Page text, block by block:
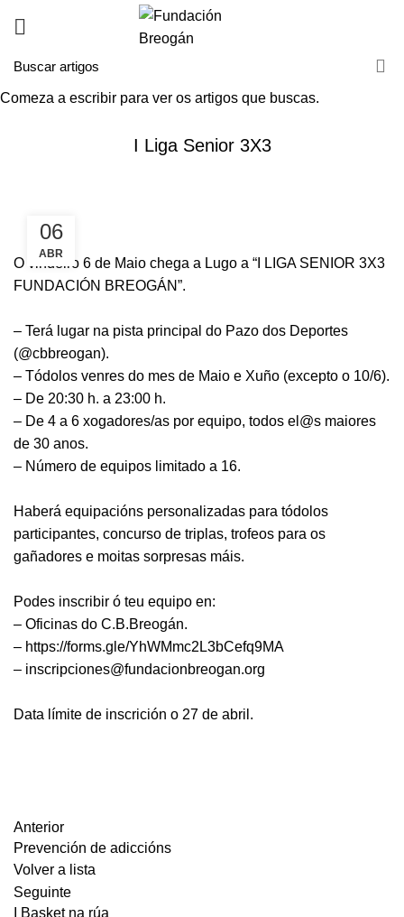
NOVAS
I Liga Senior 3X3
06
ABR
O vindeiro 6 de Maio chega a Lugo a “I LIGA SENIOR 3X3
FUNDACIÓN BREOGÁN”.
– Terá lugar na pista principal do Pazo dos Deportes
(@cbbreogan).
– Tódolos venres do mes de Maio e Xuño (excepto o 10/6).
– De 20:30 h. a 23:00 h.
– De 4 a 6 xogadores/as por equipo, todos el@s maiores
de 30 anos.
– Número de equipos limitado a 16.
Haberá equipacións personalizadas para tódolos
participantes, concurso de triplas, trofeos para os
gañadores e moitas sorpresas máis.
Podes inscribir ó teu equipo en:
– Oficinas do C.B.Breogán.
– https://forms.gle/YhWMmc2L3bCefq9MA
– inscripciones@fundacionbreogan.org
Data límite de inscrición o 27 de abril.
Anterior
Prevención de adiccións
Volver a lista
Seguinte
I Basket na rúa
Comeza a escribir para ver os artigos que buscas.